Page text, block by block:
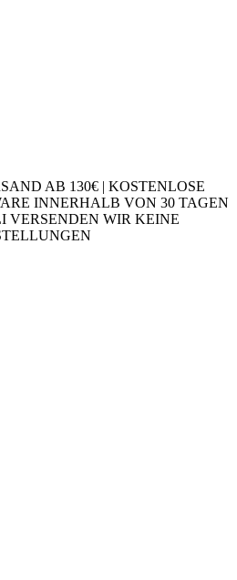
AB 130€ | KOSTENLOSE
INNERHALB VON 30 TAGEN
VERSENDEN WIR KEINE